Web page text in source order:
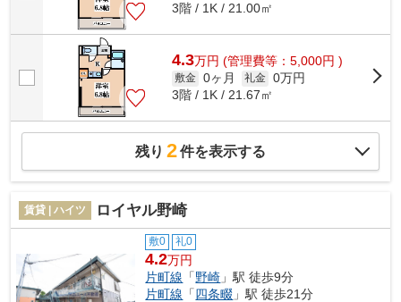
3階 / 1K / 21.00㎡
4.3万円 (管理費等：5,000円 )
敷金 0ヶ月 礼金 0万円
3階 / 1K / 21.67㎡
残り 2件を表示する
賃貸 | ハイツ ロイヤル野崎
敷0 礼0
4.2万円
片町線 「野崎 」駅 徒歩9分
片町線 「四条畷 」駅 徒歩21分